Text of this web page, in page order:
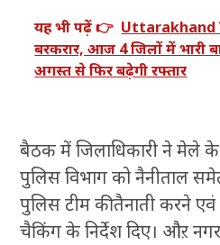
यह भी पढ़ें 👉 Uttarakhand
बरकरार, आज 4 जिलों में भारी
अगस्त से फिर बढ़ेगी रफ्तार
बैठक में जिलाधिकारी ने मेले के
पुलिस विभाग को नैनीताल
पुलिस टीम की तैनाती करने
चैकिंग के निर्देश दिए। औऱ